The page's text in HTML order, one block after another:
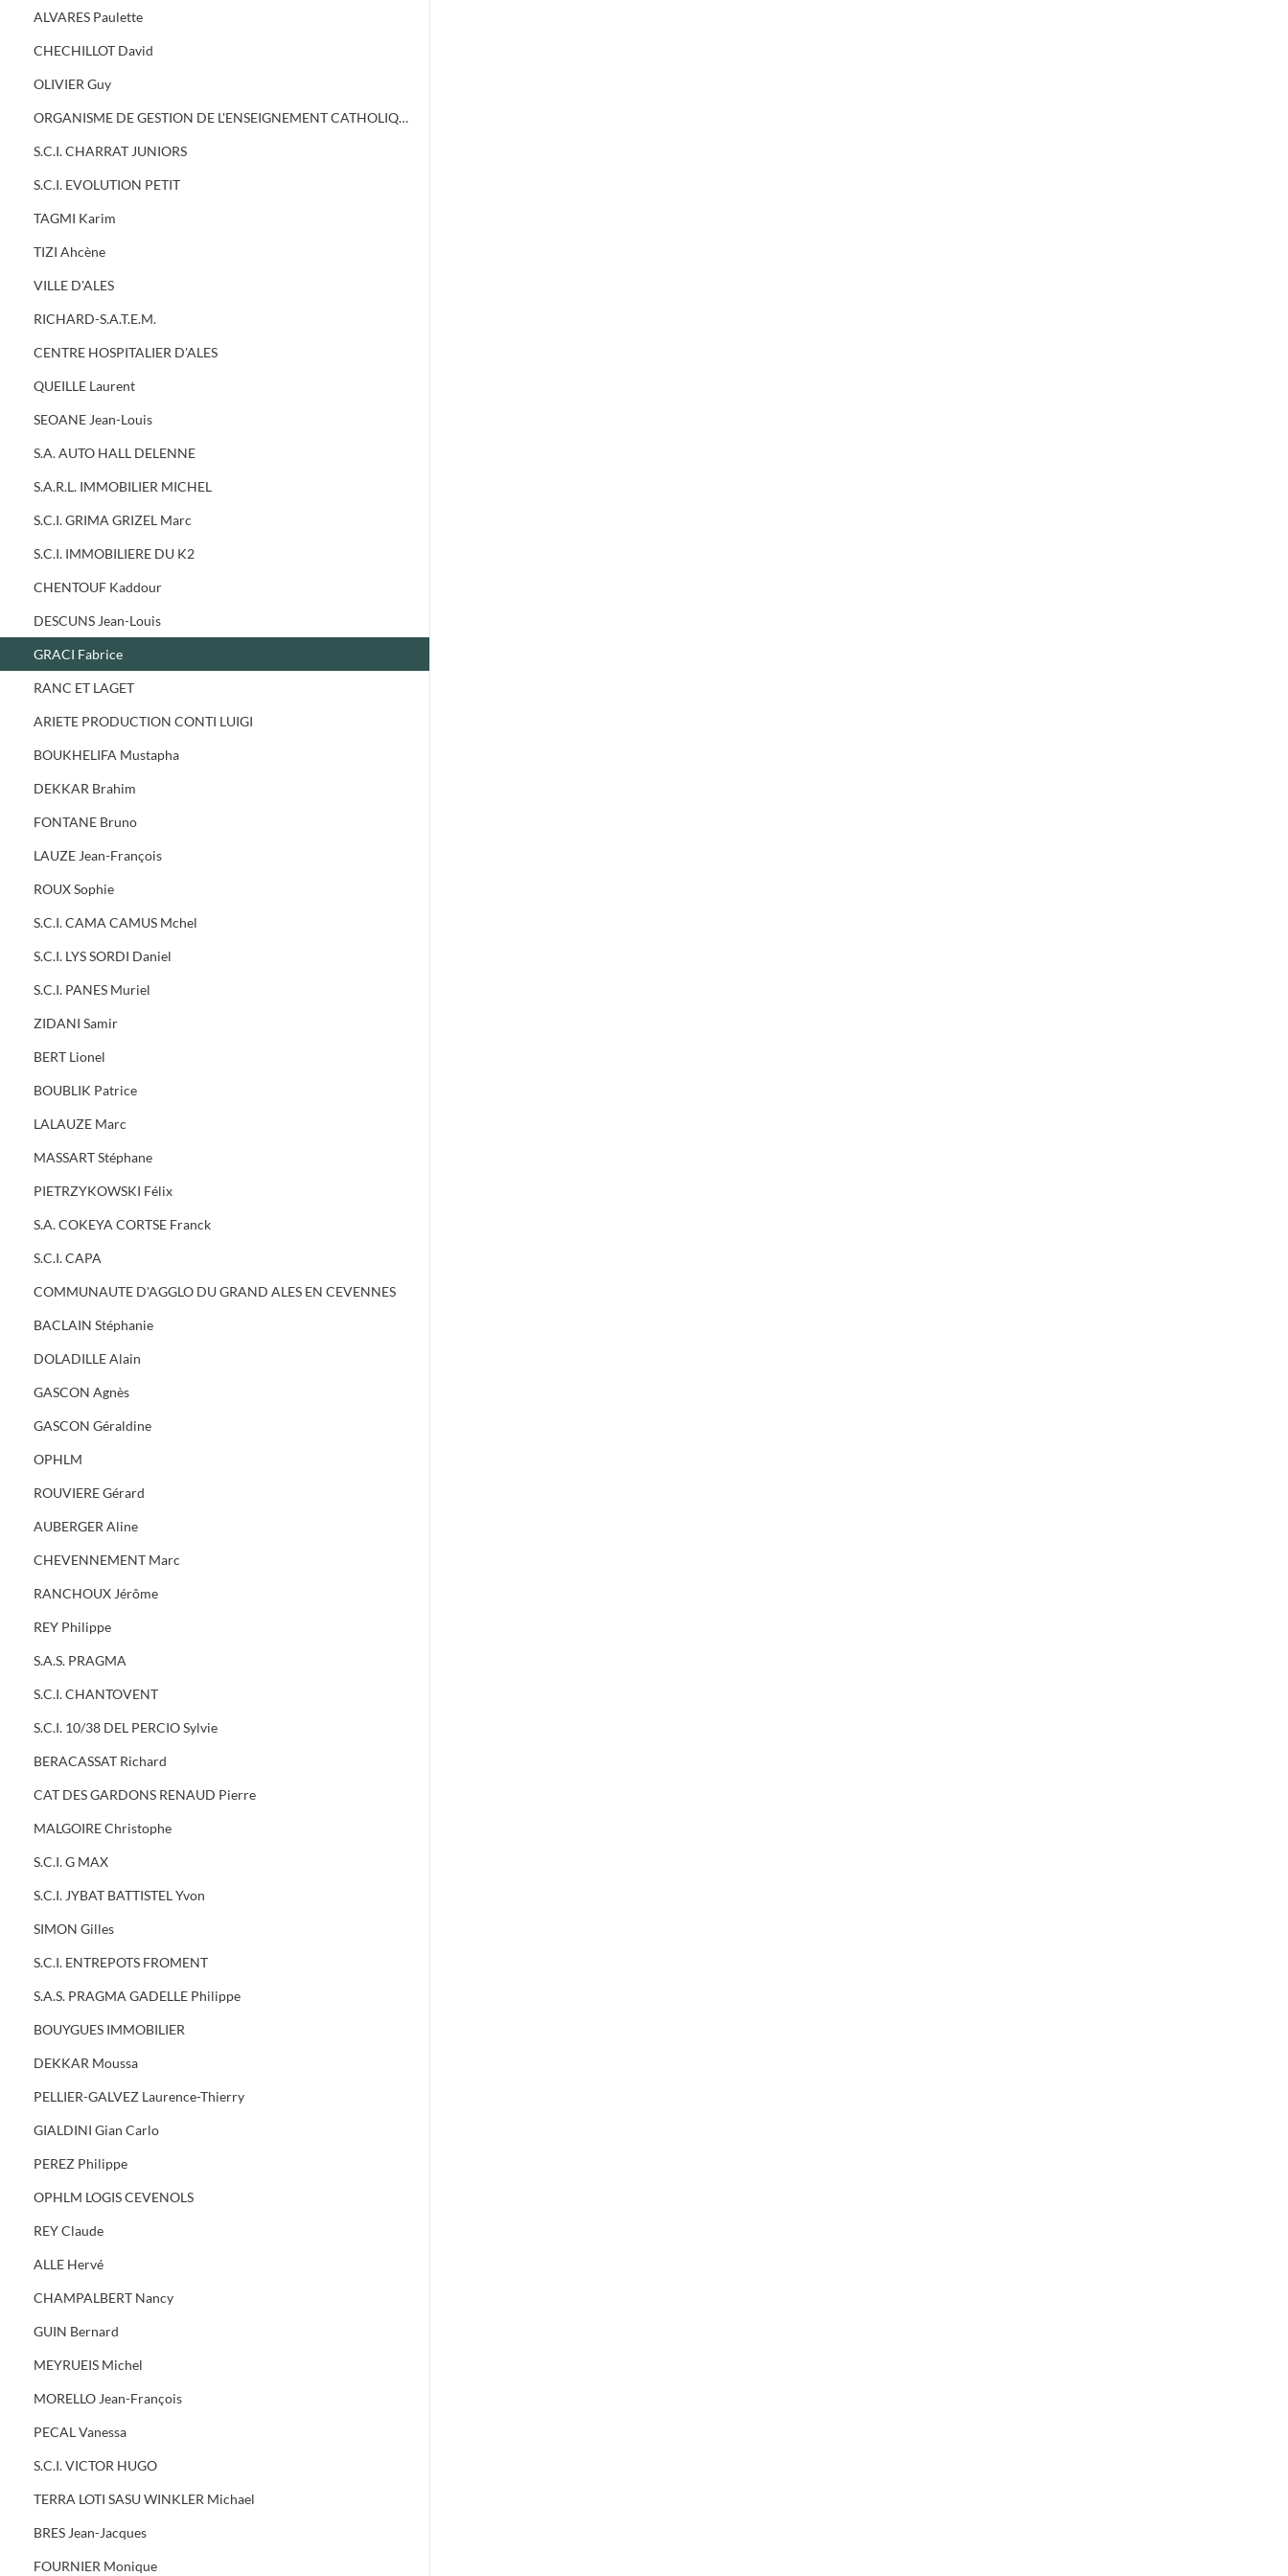
ALVARES Paulette
CHECHILLOT David
OLIVIER Guy
ORGANISME DE GESTION DE L'ENSEIGNEMENT CATHOLIQUE BELLEVUE
S.C.I. CHARRAT JUNIORS
S.C.I. EVOLUTION PETIT
TAGMI Karim
TIZI Ahcène
VILLE D'ALES
RICHARD-S.A.T.E.M.
CENTRE HOSPITALIER D'ALES
QUEILLE Laurent
SEOANE Jean-Louis
S.A. AUTO HALL DELENNE
S.A.R.L. IMMOBILIER MICHEL
S.C.I. GRIMA GRIZEL Marc
S.C.I. IMMOBILIERE DU K2
CHENTOUF Kaddour
DESCUNS Jean-Louis
GRACI Fabrice
RANC ET LAGET
ARIETE PRODUCTION CONTI LUIGI
BOUKHELIFA Mustapha
DEKKAR Brahim
FONTANE Bruno
LAUZE Jean-François
ROUX Sophie
S.C.I. CAMA CAMUS Mchel
S.C.I. LYS SORDI Daniel
S.C.I. PANES Muriel
ZIDANI Samir
BERT Lionel
BOUBLIK Patrice
LALAUZE Marc
MASSART Stéphane
PIETRZYKOWSKI Félix
S.A. COKEYA CORTSE Franck
S.C.I. CAPA
COMMUNAUTE D'AGGLO DU GRAND ALES EN CEVENNES
BACLAIN Stéphanie
DOLADILLE Alain
GASCON Agnès
GASCON Géraldine
OPHLM
ROUVIERE Gérard
AUBERGER Aline
CHEVENNEMENT Marc
RANCHOUX Jérôme
REY Philippe
S.A.S. PRAGMA
S.C.I. CHANTOVENT
S.C.I. 10/38 DEL PERCIO Sylvie
BERACASSAT Richard
CAT DES GARDONS RENAUD Pierre
MALGOIRE Christophe
S.C.I. G MAX
S.C.I. JYBAT BATTISTEL Yvon
SIMON Gilles
S.C.I. ENTREPOTS FROMENT
S.A.S. PRAGMA GADELLE Philippe
BOUYGUES IMMOBILIER
DEKKAR Moussa
PELLIER-GALVEZ Laurence-Thierry
GIALDINI Gian Carlo
PEREZ Philippe
OPHLM LOGIS CEVENOLS
REY Claude
ALLE Hervé
CHAMPALBERT Nancy
GUIN Bernard
MEYRUEIS Michel
MORELLO Jean-François
PECAL Vanessa
S.C.I. VICTOR HUGO
TERRA LOTI SASU WINKLER Michael
BRES Jean-Jacques
FOURNIER Monique